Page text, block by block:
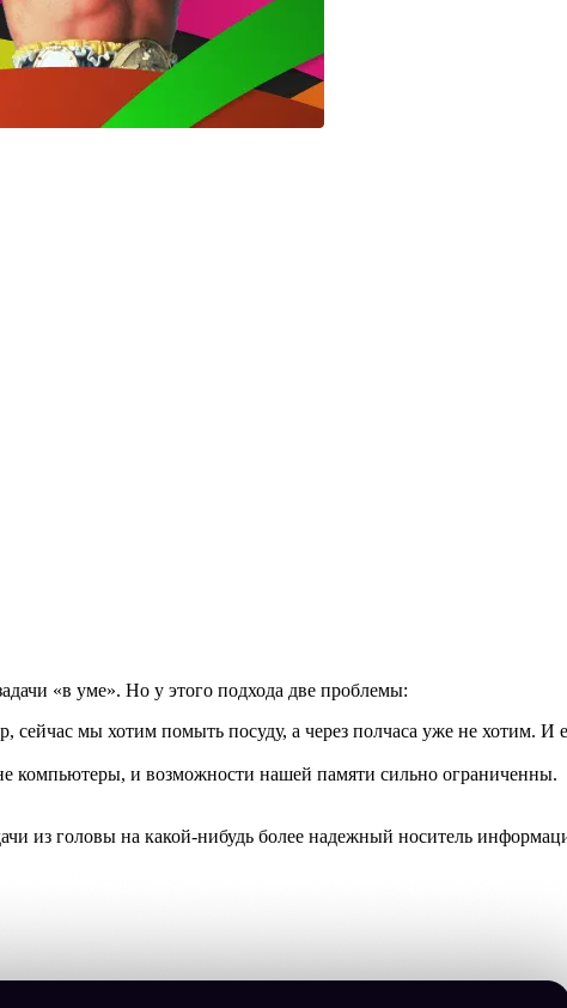
«в уме». Но у этого подхода две проблемы:
мы хотим помыть посуду, а через полчаса уже не хотим. И
компьютеры, и возможности нашей памяти сильно ограниченны.
из головы на какой-нибудь более надежный носитель